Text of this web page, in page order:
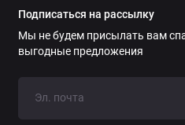
Подписаться на рассылку
Мы не будем присылать вам
выгодные предложения